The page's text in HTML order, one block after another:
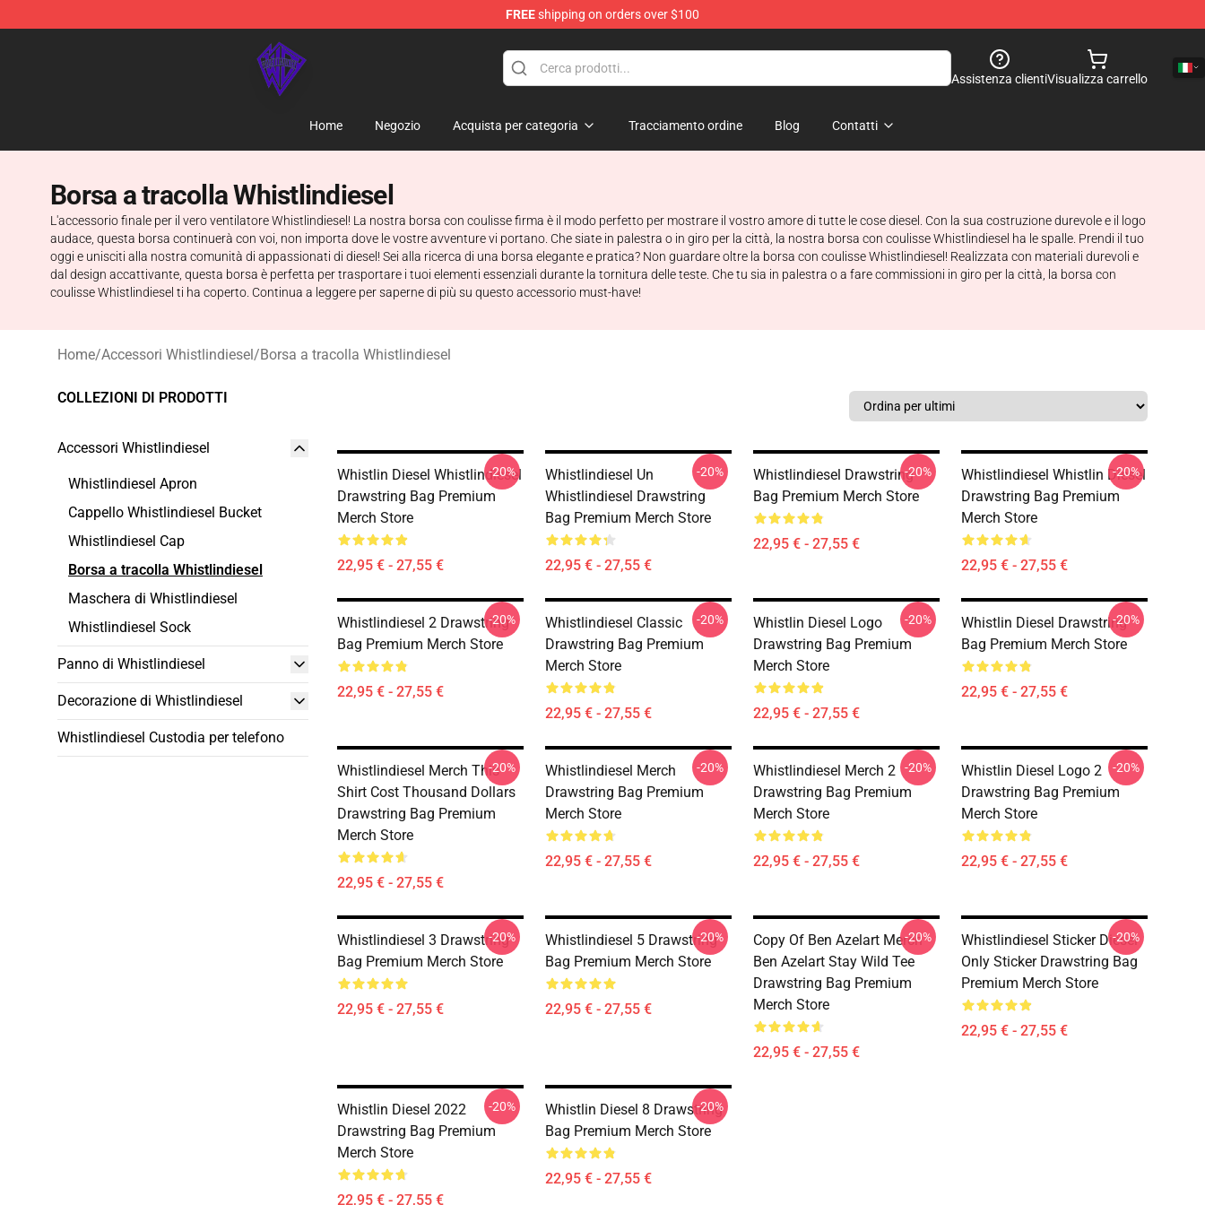
FREEshipping on orders over $100
WhistlinDiesel Shop - Official WhistlinDiesel Merchandise Store
Assistenza clientiVisualizza carrello
Home Negozio Acquista per categoria Tracciamento ordine Blog Contatti
Borsa a tracolla Whistlindiesel
L'accessorio finale per il vero ventilatore Whistlindiesel! La nostra borsa con coulisse firma è il modo perfetto per mostrare il vostro amore di tutte le cose diesel. Con la sua costruzione durevole e il logo
audace, questa borsa continuerà con voi, non importa dove le vostre avventure vi portano. Che siate in palestra o in giro per la città, la nostra borsa con coulisse Whistlindiesel ha le spalle. Prendi il tuo
oggi e unisciti alla nostra comunità di appassionati di diesel! Sei alla ricerca di una borsa elegante e pratica? Non guardare oltre la borsa con coulisse Whistlindiesel! Realizzata con materiali durevoli e
dal design accattivante, questa borsa è perfetta per trasportare i tuoi elementi essenziali durante la tornitura delle teste. Che tu sia in palestra o a fare commissioni in giro per la città, la borsa con
coulisse Whistlindiesel ti ha coperto. Continua a leggere per saperne di più su questo accessorio must-have!
Home/Accessori Whistlindiesel/Borsa a tracolla Whistlindiesel
COLLEZIONI DI PRODOTTI
Accessori Whistlindiesel
Whistlindiesel Apron
Cappello Whistlindiesel Bucket
Whistlindiesel Cap
Borsa a tracolla Whistlindiesel
Maschera di Whistlindiesel
Whistlindiesel Sock
Panno di Whistlindiesel
Decorazione di Whistlindiesel
Whistlindiesel Custodia per telefono
Whistlin Diesel Whistlindiesel
Drawstring Bag Premium
Merch Store
22,95 € - 27,55 €
-20%
Whistlindiesel Un
Whistlindiesel Drawstring
Bag Premium Merch Store
22,95 € - 27,55 €
-20%
Whistlindiesel Drawstring
Bag Premium Merch Store
22,95 € - 27,55 €
-20%
Whistlindiesel Whistlin Diesel
Drawstring Bag Premium
Merch Store
22,95 € - 27,55 €
-20%
Whistlindiesel 2 Drawstring
Bag Premium Merch Store
22,95 € - 27,55 €
-20%
Whistlindiesel Classic
Drawstring Bag Premium
Merch Store
22,95 € - 27,55 €
-20%
Whistlin Diesel Logo
Drawstring Bag Premium
Merch Store
22,95 € - 27,55 €
-20%
Whistlin Diesel Drawstring
Bag Premium Merch Store
22,95 € - 27,55 €
-20%
Whistlindiesel Merch This
Shirt Cost Thousand Dollars
Drawstring Bag Premium
Merch Store
22,95 € - 27,55 €
-20%
Whistlindiesel Merch
Drawstring Bag Premium
Merch Store
22,95 € - 27,55 €
-20%
Whistlindiesel Merch 2
Drawstring Bag Premium
Merch Store
22,95 € - 27,55 €
-20%
Whistlin Diesel Logo 2
Drawstring Bag Premium
Merch Store
22,95 € - 27,55 €
-20%
Whistlindiesel 3 Drawstring
Bag Premium Merch Store
22,95 € - 27,55 €
-20%
Whistlindiesel 5 Drawstring
Bag Premium Merch Store
22,95 € - 27,55 €
-20%
Copy Of Ben Azelart Merch
Ben Azelart Stay Wild Tee
Drawstring Bag Premium
Merch Store
22,95 € - 27,55 €
-20%
Whistlindiesel Sticker Diesel
Only Sticker Drawstring Bag
Premium Merch Store
22,95 € - 27,55 €
-20%
Whistlin Diesel 2022
Drawstring Bag Premium
Merch Store
22,95 € - 27,55 €
-20%
Whistlin Diesel 8 Drawstring
Bag Premium Merch Store
22,95 € - 27,55 €
-20%